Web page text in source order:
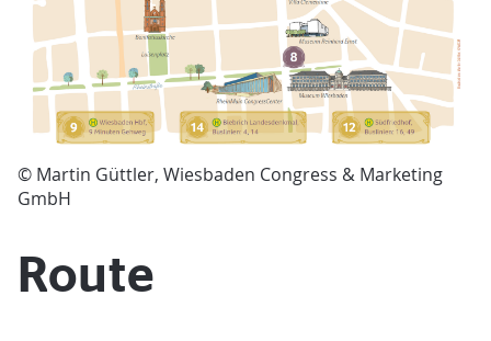
© Martin Güttler, Wiesbaden Congress & Marketing
GmbH
Route